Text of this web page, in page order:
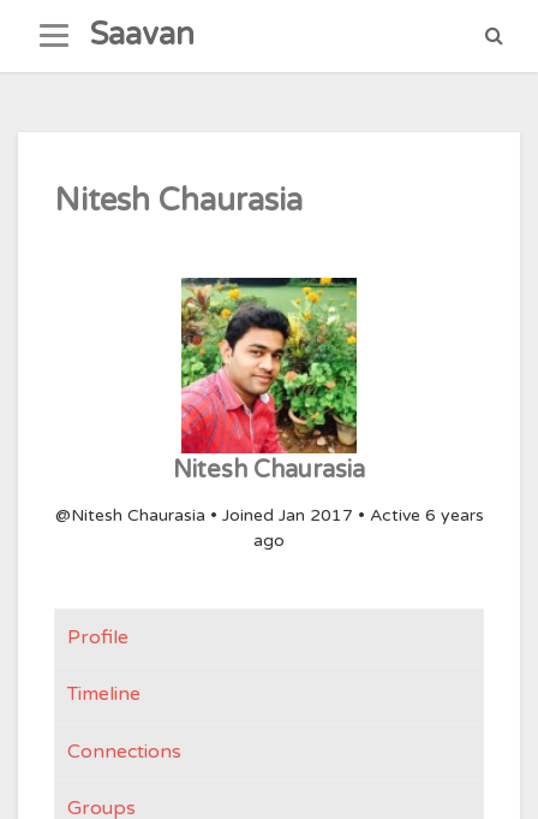
content
Saavan
Nitesh Chaurasia
Nitesh Chaurasia
@Nitesh Chaurasia • Joined Jan 2017 • Active 6 years
ago
Profile
Timeline
Connections
Groups